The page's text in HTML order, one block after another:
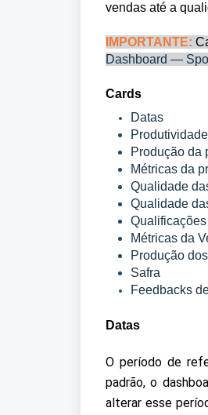
vendas até a
IMPORTANTE:
Dashboard —
Cards
Datas
Produtividade
Produção da
Métricas da
Qualidade
Qualidade
Qualificações
Métricas da
Produção
Safra
Feedbacks
Datas
O período de
padrão, o
alterar esse